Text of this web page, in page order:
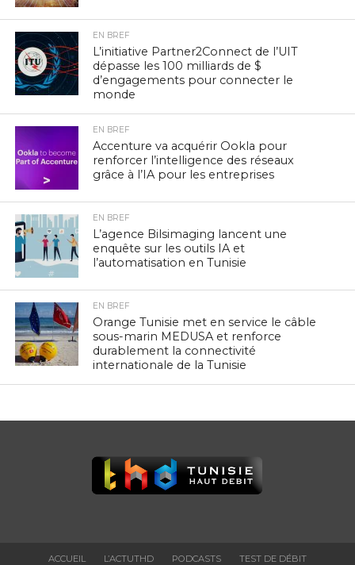
EN BREF
L’initiative Partner2Connect de l’UIT
dépasse les 100 milliards de $
d’engagements pour connecter le
monde
EN BREF
Accenture va acquérir Ookla pour
renforcer l’intelligence des réseaux
grâce à l’IA pour les entreprises
EN BREF
L’agence Bilsimaging lancent une
enquête sur les outils IA et
l’automatisation en Tunisie
EN BREF
Orange Tunisie met en service le câble
sous-marin MEDUSA et renforce
durablement la connectivité
internationale de la Tunisie
ACCUEIL L’ACTUTHD PODCASTS TEST DE DÉBIT